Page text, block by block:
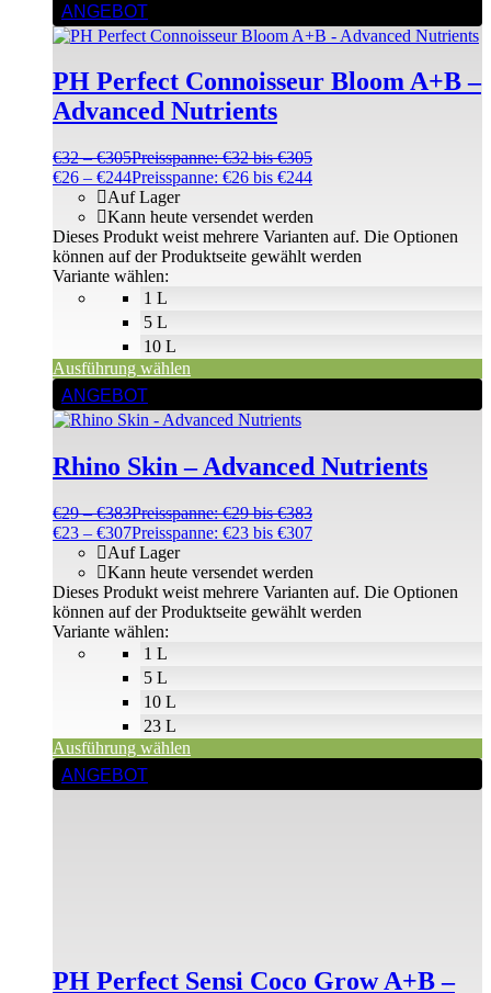
ANGEBOT
PH Perfect Connoisseur Bloom A+B –
Advanced Nutrients
€32 –€305Preisspanne: €32 bis €305
€26 – €244Preisspanne: €26 bis €244
1 L
5 L
10 L
Auf Lager
Kann heute versendet werden
Variante wählen:
Ausführung wählen
Dieses Produkt weist mehrere Varianten auf. Die Optionen
können auf der Produktseite gewählt werden
ANGEBOT
Rhino Skin – Advanced Nutrients
€29 –€383Preisspanne: €29 bis €383
€23 – €307Preisspanne: €23 bis €307
1 L
5 L
10 L
23 L
Auf Lager
Kann heute versendet werden
Variante wählen:
Ausführung wählen
Dieses Produkt weist mehrere Varianten auf. Die Optionen
können auf der Produktseite gewählt werden
ANGEBOT
PH Perfect Sensi Coco Grow A+B –